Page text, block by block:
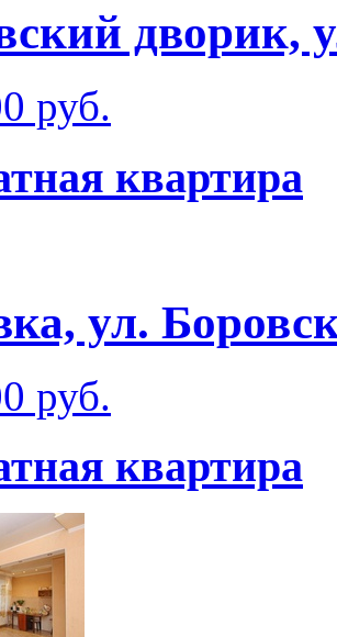
дворик,
руб.
квартира
ул.
руб.
квартира